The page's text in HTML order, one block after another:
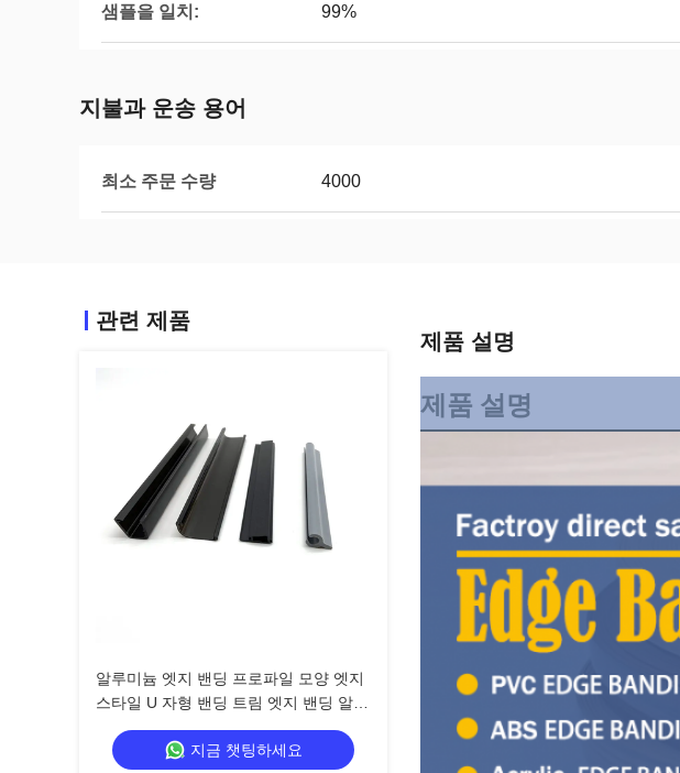
샘플을 일치: 99%
지불과 운송 용어
최소 주문 수량 4000
관련 제품
알루미늄 엣지 밴딩 프로파일 모양 엣지
스타일 U 자형 밴딩 트림 엣지 밴딩 알루
미늄 프로파일 장식
지금 챗팅하세요
제품 설명
제품 설명